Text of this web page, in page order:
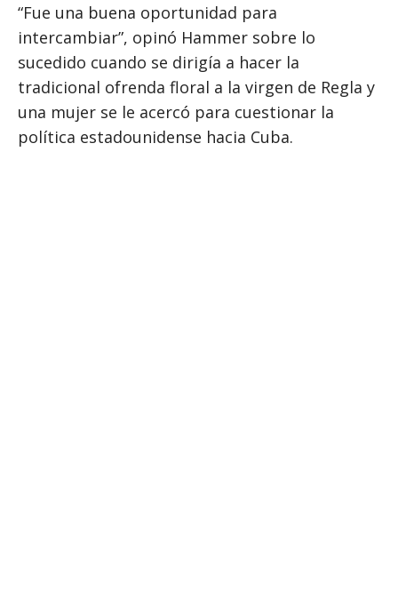
“Fue una buena oportunidad para
intercambiar”, opinó Hammer sobre lo
sucedido cuando se dirigía a hacer la
tradicional ofrenda floral a la virgen de Regla y
una mujer se le acercó para cuestionar la
política estadounidense hacia Cuba.